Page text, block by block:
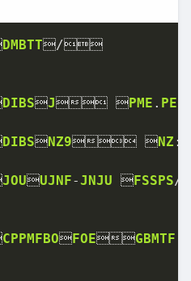
DMBTT/
DIBSJ PME . PEF
DIBSNZ9 NZ
JOUUJNF-JNJU FSSPS/
CPPMFBOFOEGBMTF